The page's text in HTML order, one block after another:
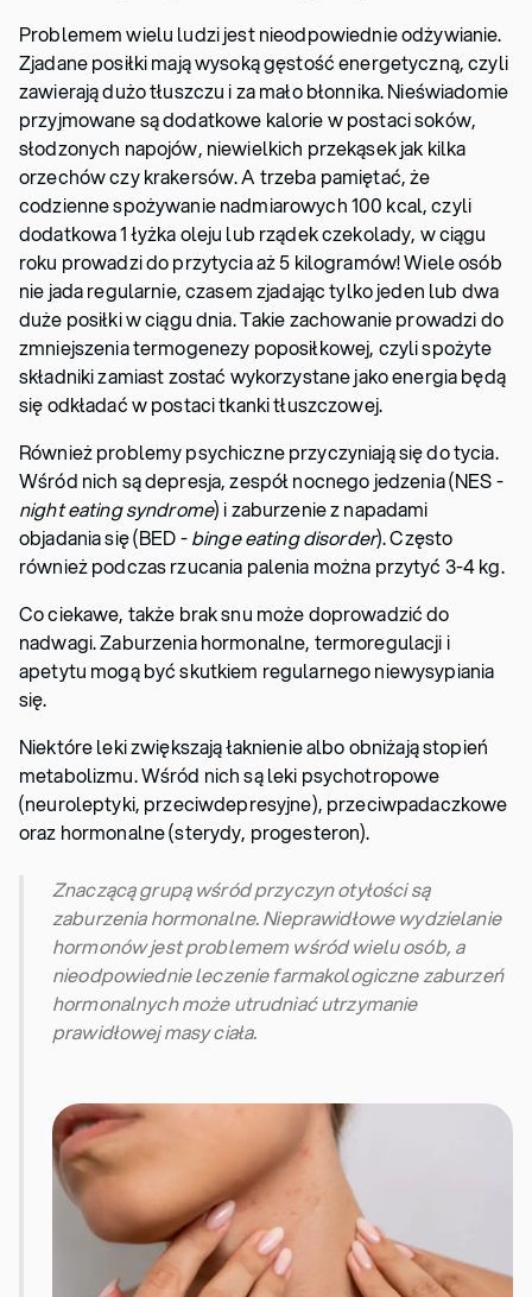
Problemem wielu ludzi jest nieodpowiednie odżywianie.
Zjadane posiłki mają wysoką gęstość energetyczną, czyli
zawierają dużo tłuszczu i za mało błonnika. Nieświadomie
przyjmowane są dodatkowe kalorie w postaci soków,
słodzonych napojów, niewielkich przekąsek jak kilka
orzechów czy krakersów. A trzeba pamiętać, że
codzienne spożywanie nadmiarowych 100 kcal, czyli
dodatkowa 1 łyżka oleju lub rządek czekolady, w ciągu
roku prowadzi do przytycia aż 5 kilogramów! Wiele osób
nie jada regularnie, czasem zjadając tylko jeden lub dwa
duże posiłki w ciągu dnia. Takie zachowanie prowadzi do
zmniejszenia termogenezy poposiłkowej, czyli spożyte
składniki zamiast zostać wykorzystane jako energia będą
się odkładać w postaci tkanki tłuszczowej.
Również problemy psychiczne przyczyniają się do tycia.
Wśród nich są depresja, zespół nocnego jedzenia (NES -
night eating syndrome) i zaburzenie z napadami
objadania się (BED -binge eating disorder). Często
również podczas rzucania palenia można przytyć 3-4 kg.
Co ciekawe, także brak snu może doprowadzić do
nadwagi. Zaburzenia hormonalne, termoregulacji i
apetytu mogą być skutkiem regularnego niewysypiania
się.
Niektóre leki zwiększają łaknienie albo obniżają stopień
metabolizmu. Wśród nich są leki psychotropowe
(neuroleptyki, przeciwdepresyjne), przeciwpadaczkowe
oraz hormonalne (sterydy, progesteron).
Znaczącą grupą wśród przyczyn otyłości są
zaburzenia hormonalne. Nieprawidłowe wydzielanie
hormonów jest problemem wśród wielu osób, a
nieodpowiednie leczenie farmakologiczne zaburzeń
hormonalnych może utrudniać utrzymanie
prawidłowej masy ciała.